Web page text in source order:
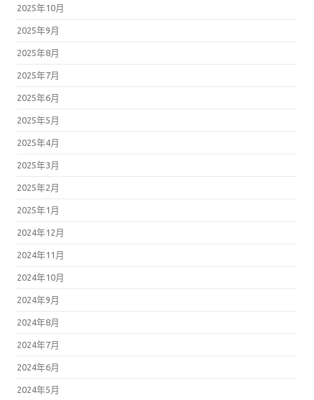
2025年10月
2025年9月
2025年8月
2025年7月
2025年6月
2025年5月
2025年4月
2025年3月
2025年2月
2025年1月
2024年12月
2024年11月
2024年10月
2024年9月
2024年8月
2024年7月
2024年6月
2024年5月